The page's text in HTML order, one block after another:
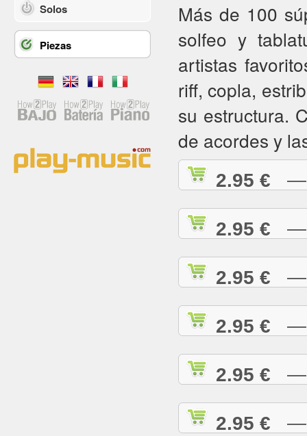
Solos
Piezas
Más de 100
solfeo y
artistas
riff, copla,
su estructura.
de acordes y
2.95 € —
2.95 € —
2.95 € —
2.95 € —
2.95 € —
2.95 € —